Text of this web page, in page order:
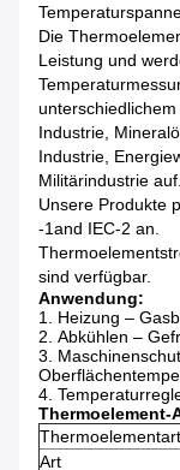
Die
Leistung und
Industrie,
Industrie,
Militärindustrie auf.
Unsere Produkte
-1and IEC-2 an.
sind verfügbar.
Anwendung:
1. Heizung –
2. Abkühlen –
3.
4.
Thermoelement-
Art